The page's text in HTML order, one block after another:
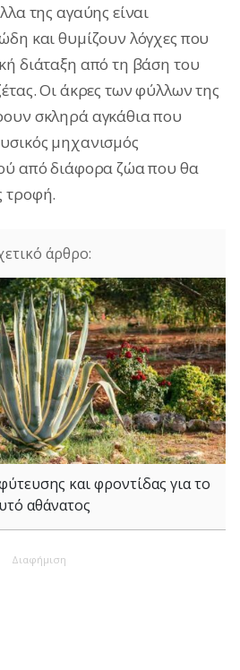
της αγαύης είναι
και θυμίζουν λόγχες που
διάταξη από τη βάση του
Οι άκρες των φύλλων της
σκληρά αγκάθια που
μηχανισμός
από διάφορα ζώα που θα
τροφή.
και φροντίδας για το
αθάνατος
Διαφήμιση